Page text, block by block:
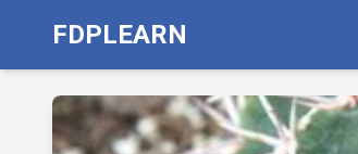
FDPLEARN